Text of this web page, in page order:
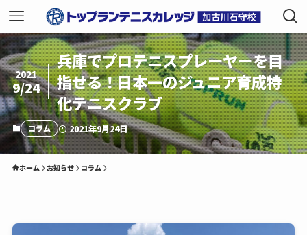
兵庫でプロテニスプレーヤーを目
指せる！日本一のジュニア育成特
化テニスクラブ
2021
9/24
コラム 2021年9月24日
ホーム お知らせ コラム